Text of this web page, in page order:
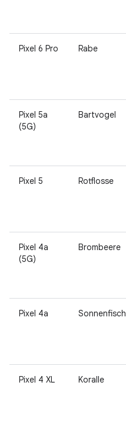
Pixel 6 Pro Rabe
Pixel 5a
(5G)
Bartvogel
Pixel 5 Rotflosse
Pixel 4a
(5G)
Brombeere
Pixel 4a Sonnenfisch
Pixel 4 XL Koralle